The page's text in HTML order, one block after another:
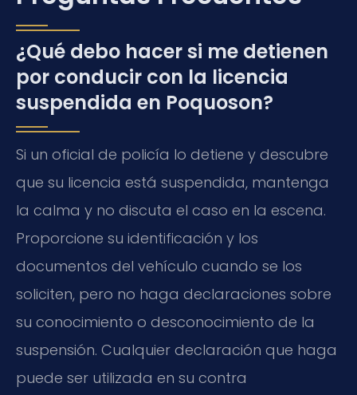
¿Qué debo hacer si me detienen
por conducir con la licencia
suspendida en Poquoson?
Si un oficial de policía lo detiene y descubre
que su licencia está suspendida, mantenga
la calma y no discuta el caso en la escena.
Proporcione su identificación y los
documentos del vehículo cuando se los
soliciten, pero no haga declaraciones sobre
su conocimiento o desconocimiento de la
suspensión. Cualquier declaración que haga
puede ser utilizada en su contra